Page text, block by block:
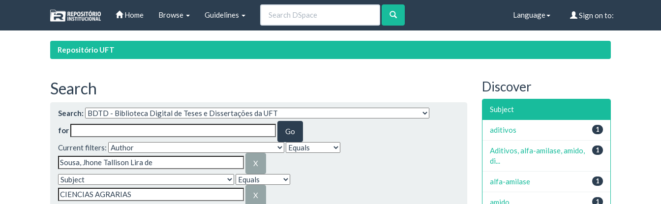
Home Browse Guidelines Language Sign on to:
Repositório UFT
Search
Search:
for
Current filters:
Discover
Subject
1
aditivos
1
Aditivos, alfa-amilase, amido,
di...
1
alfa-amilase
1
amido